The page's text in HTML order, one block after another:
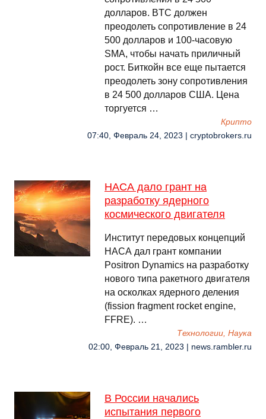
долларов. BTC должен
преодолеть сопротивление в 24
500 долларов и 100-часовую
SMA, чтобы начать приличный
рост. Биткойн все еще пытается
преодолеть зону сопротивления
в 24 500 долларов США. Цена
торгуется …
Крипто
07:40, Февраль 24, 2023 | cryptobrokers.ru
НАСА дало грант на
разработку ядерного
космического двигателя
Институт передовых концепций
НАСА дал грант компании
Positron Dynamics на разработку
нового типа ракетного двигателя
на осколках ядерного деления
(fission fragment rocket engine,
FFRE). …
Технологии, Наука
02:00, Февраль 21, 2023 | news.rambler.ru
В России начались
испытания первого